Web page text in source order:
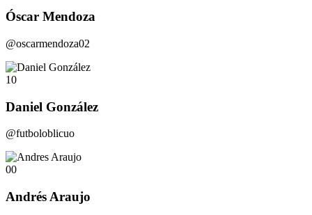
Óscar Mendoza
@oscarmendoza02
10
Daniel González
@futboloblicuo
00
Andrés Araujo